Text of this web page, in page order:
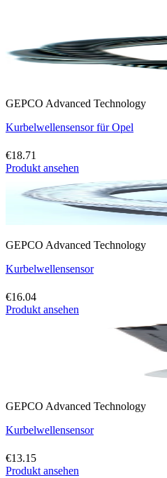
GEPCO Advanced Technology
Kurbelwellensensor für Opel
€18.71
Produkt ansehen
GEPCO Advanced Technology
Kurbelwellensensor
€16.04
Produkt ansehen
GEPCO Advanced Technology
Kurbelwellensensor
€13.15
Produkt ansehen